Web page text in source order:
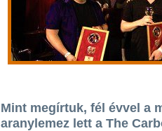
Mint megírtuk, fél évvel a
aranylemez lett a The